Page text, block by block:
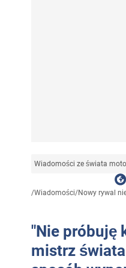
Wiadomości ze świata
/Wiadomości/Nowy rywal
"Nie próbuję
mistrz